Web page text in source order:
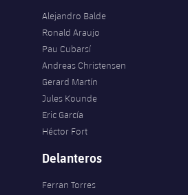
Alejandro Balde
Ronald Araujo
Pau Cubarsí
Andreas Christensen
Gerard Martín
Jules Kounde
Eric García
Héctor Fort
Delanteros
Ferran Torres